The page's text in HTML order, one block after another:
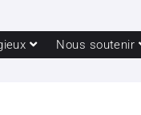
Nous soutenir